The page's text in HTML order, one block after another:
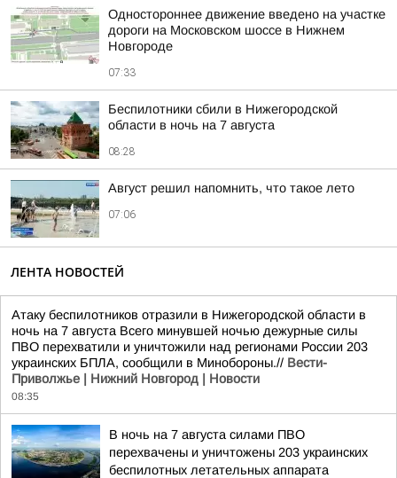
Одностороннее движение введено на участке
дороги на Московском шоссе в Нижнем
Новгороде
07:33
Беспилотники сбили в Нижегородской
области в ночь на 7 августа
08:28
Август решил напомнить, что такое лето
07:06
ЛЕНТА НОВОСТЕЙ
Атаку беспилотников отразили в Нижегородской области в
ночь на 7 августа Всего минувшей ночью дежурные силы
ПВО перехватили и уничтожили над регионами России 203
украинских БПЛА, сообщили в Минобороны.// Вести-
Приволжье | Нижний Новгород | Новости
08:35
В ночь на 7 августа силами ПВО
перехвачены и уничтожены 203 украинских
беспилотных летательных аппарата